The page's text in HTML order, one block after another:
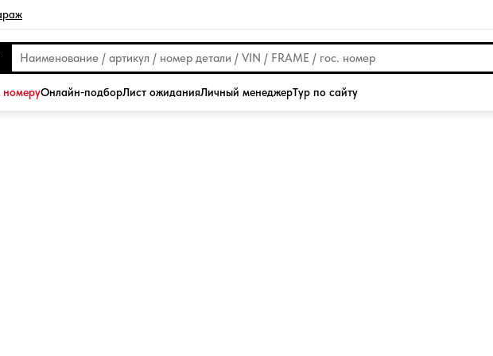
номеруОнлайн-подборЛист ожиданияЛичный менеджерТур по сайту